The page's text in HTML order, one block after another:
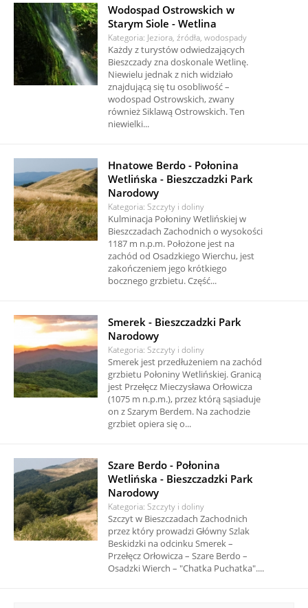
Wodospad Ostrowskich w
Starym Siole - Wetlina
Kategoria: Jeziora, źródła, wodospady
Każdy z turystów odwiedzających
Bieszczady zna doskonale Wetlinę.
Niewielu jednak z nich widziało
znajdującą się tu osobliwość –
wodospad Ostrowskich, zwany
również Siklawą Ostrowskich. Ten
niewielki...
Hnatowe Berdo - Połonina
Wetlińska - Bieszczadzki Park
Narodowy
Kategoria: Szczyty i doliny
Kulminacja Połoniny Wetlińskiej w
Bieszczadach Zachodnich o wysokości
1187 m n.p.m. Położone jest na
zachód od Osadzkiego Wierchu, jest
zakończeniem jego krótkiego
bocznego grzbietu. Część...
Smerek - Bieszczadzki Park
Narodowy
Kategoria: Szczyty i doliny
Smerek jest przedłużeniem na zachód
grzbietu Połoniny Wetlińskiej. Granicą
jest Przełęcz Mieczysława Orłowicza
(1075 m n.p.m.), przez którą sąsiaduje
on z Szarym Berdem. Na zachodzie
grzbiet opiera się o...
Szare Berdo - Połonina
Wetlińska - Bieszczadzki Park
Narodowy
Kategoria: Szczyty i doliny
Szczyt w Bieszczadach Zachodnich
przez który prowadzi Główny Szlak
Beskidzki na odcinku Smerek –
Przełęcz Orłowicza – Szare Berdo –
Osadzki Wierch – "Chatka Puchatka"....